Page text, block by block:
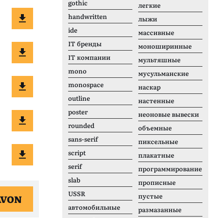
gothic
handwritten
ide
IT бренды
IT компании
mono
monospace
outline
poster
rounded
sans-serif
script
serif
slab
USSR
автомобильные
легкие
лыжи
массивные
моноширинные
мультяшные
мусульманские
наскар
настенные
неоновые вывески
объемные
пиксельные
плакатные
программирование
прописные
пустые
размазанные